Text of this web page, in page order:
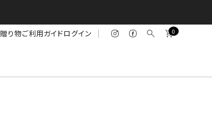
贈り物ご利用ガイドログイン 0